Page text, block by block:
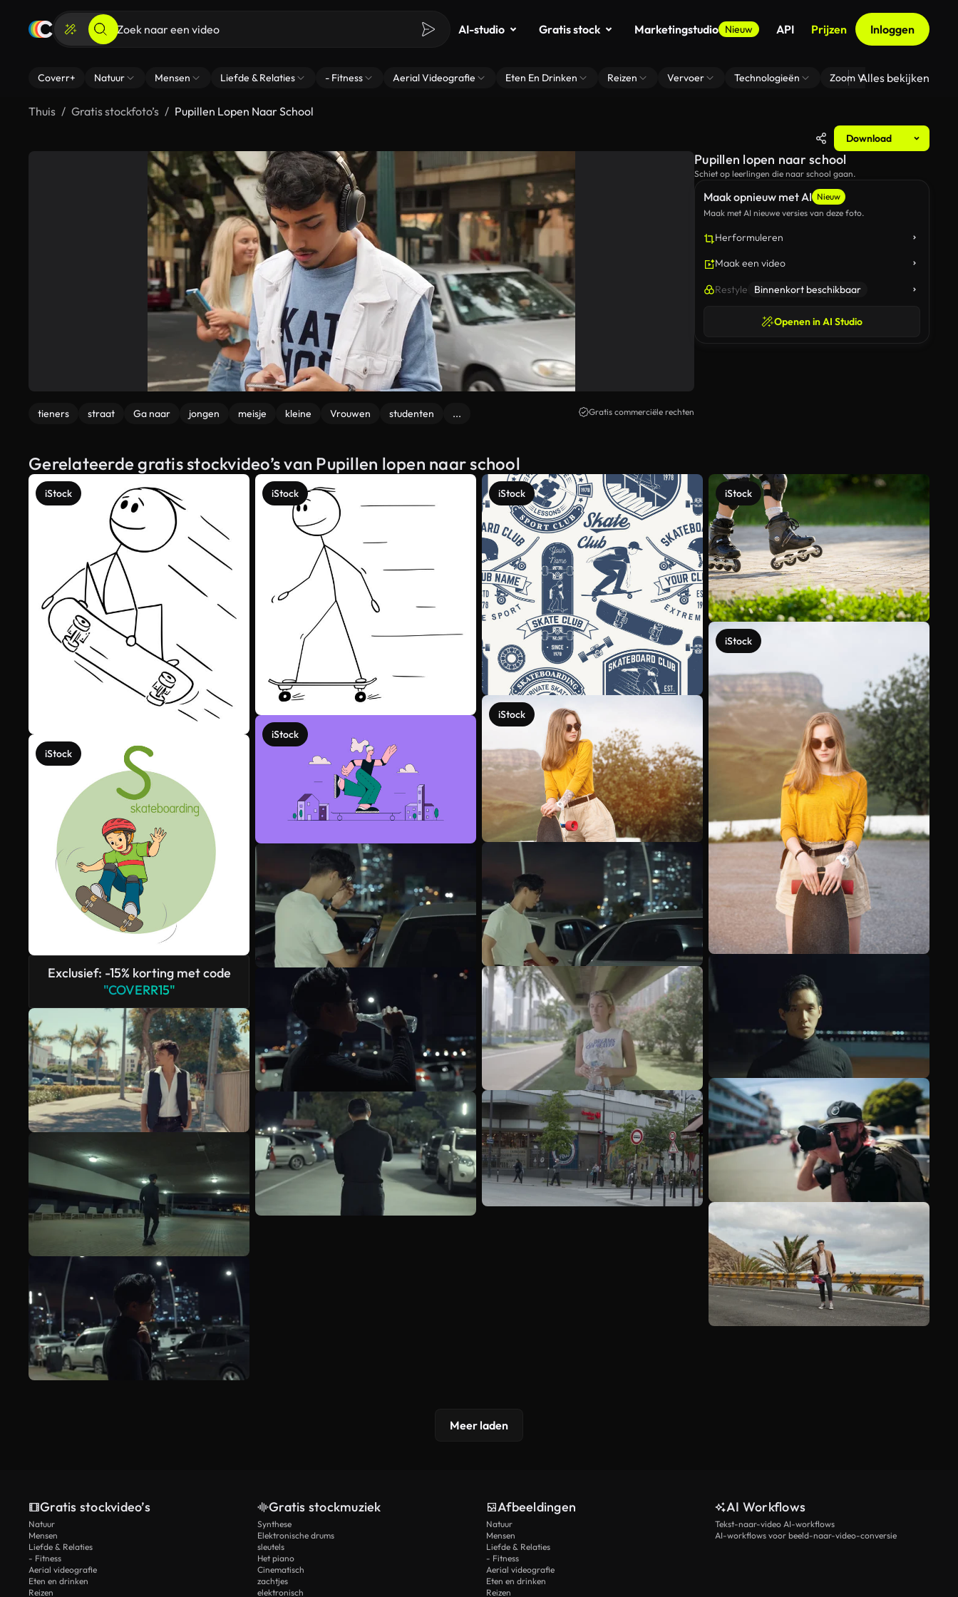
AI-studio Gratis stock Marketingstudio Nieuw API Prijzen Inloggen
Coverr+ Natuur Mensen Liefde & Relaties - Fitness Aerial Videografie Eten En Drinken Reizen Vervoer Technologieën Zoom Virtuele
Alles bekijken
Thuis Gratis stockfoto’s Pupillen Lopen Naar School
Download
tieners straat Ga naar jongen meisje kleine Vrouwen studenten ... Gratis commerciële rechten
Maak opnieuw met AI Nieuw
Maak met AI nieuwe versies van deze foto.
Herformuleren
Maak een video
Restyle Binnenkort beschikbaar
Openen in AI Studio
Pupillen lopen naar school
Schiet op leerlingen die naar school gaan.
Gerelateerde gratis stockvideo’s van Pupillen lopen naar school
iStock
iStock
Exclusief: -15% korting met code
"COVERR15"
iStock
iStock
iStock
iStock
iStock
iStock
Meer bekijken
Meer laden
Gratis stockvideo’s
Natuur
Mensen
Liefde & Relaties
- Fitness
Aerial videografie
Eten en drinken
Reizen
Gratis stockmuziek
Synthese
Elektronische drums
sleutels
Het piano
Cinematisch
zachtjes
elektronisch
Afbeeldingen
Natuur
Mensen
Liefde & Relaties
- Fitness
Aerial videografie
Eten en drinken
Reizen
AI Workflows
Tekst-naar-video AI-workflows
AI-workflows voor beeld-naar-video-conversie